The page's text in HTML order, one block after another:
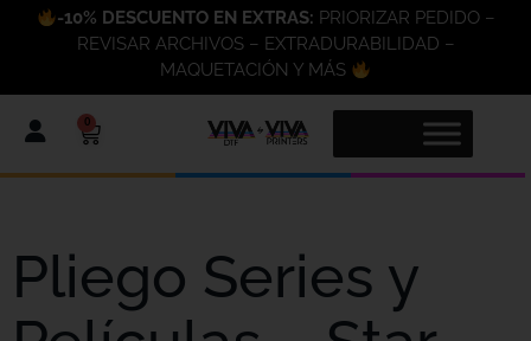
-10% DESCUENTO EN EXTRAS: PRIORIZAR PEDIDO –
REVISAR ARCHIVOS – EXTRADURABILIDAD –
MAQUETACIÓN Y MÁS
0
Pliego Series y